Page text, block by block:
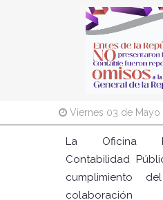
Viernes 03 de Mayo
La Oficina
Contabilidad
cumplimiento
colaboración